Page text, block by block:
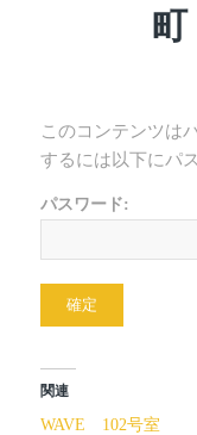
このコンテンツは
するには以下にパ
パスワード:
関連
WAVE 102号室